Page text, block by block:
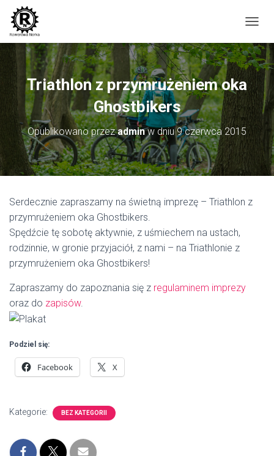
R
Z
E
Ą
C
N
J
Triathlon z przymrużeniem oka
Ghostbikers
Opublikowano przezadminw dniu9 czerwca 2015
Serdecznie zapraszamy na świetną imprezę – Triathlon z
przymrużeniem oka Ghostbikers.
Spędźcie tę sobotę aktywnie, z uśmiechem na ustach,
rodzinnie, w gronie przyjaciół, z nami – na Triathlonie z
przymrużeniem oka Ghostbikers!
Zapraszamy do zapoznania się z regulaminem imprezy
oraz do zapisów.
Podziel się:
Facebook X
Kategorie: BEZ KATEGORII